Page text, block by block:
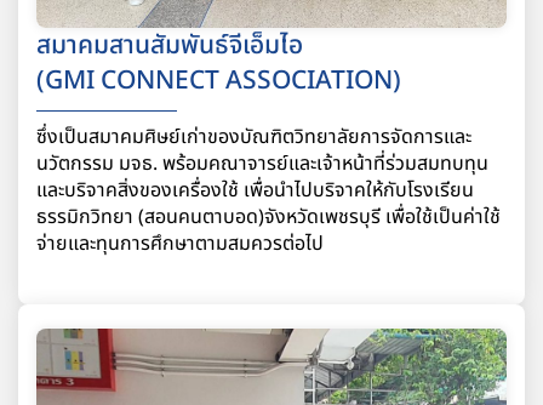
สมาคมสานสัมพันธ์จีเอ็มไอ
(GMI CONNECT ASSOCIATION)
ซึ่งเป็นสมาคมศิษย์เก่าของบัณฑิตวิทยาลัยการจัดการและ
นวัตกรรม มจธ. พร้อมคณาจารย์และเจ้าหน้าที่ร่วมสมทบทุน
และบริจาคสิ่งของเครื่องใช้ เพื่อนำไปบริจาคให้กับโรงเรียน
ธรรมิกวิทยา (สอนคนตาบอด)จังหวัดเพชรบุรี เพื่อใช้เป็นค่าใช้
จ่ายและทุนการศึกษาตามสมควรต่อไป